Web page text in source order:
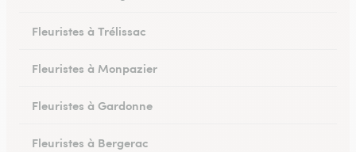
Fleuristes à Trélissac
Fleuristes à Monpazier
Fleuristes à Gardonne
Fleuristes à Bergerac